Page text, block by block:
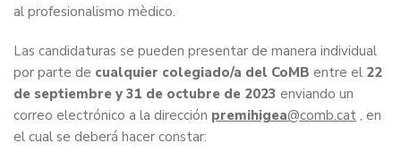
al profesionalismo mèdico.
Las candidaturas se pueden presentar de manera individual
por parte de cualquier colegiado/a del CoMB entre el 22
de septiembre y 31 de octubre de 2023 enviando un
correo electrónico a la dirección premihigea
, en
el cual se deberá hacer constar: